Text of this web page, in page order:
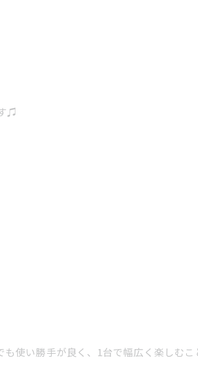
♫
使い勝手が良く、1台で幅広く楽しむこ